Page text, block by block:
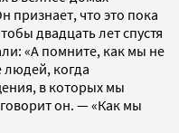
признает, что это пока
двадцать лет спустя
«А помните, как мы не
когда
в которых мы
он. — «Как мы